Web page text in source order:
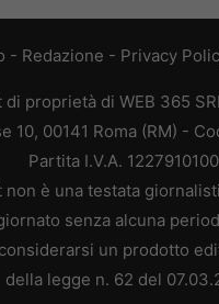
- Redazione - Privacy
di proprietà di WEB 365
10, 00141 Roma (RM) -
Partita I.V.A.
non è una testata
senza alcuna
un prodotto
della legge n. 62 del